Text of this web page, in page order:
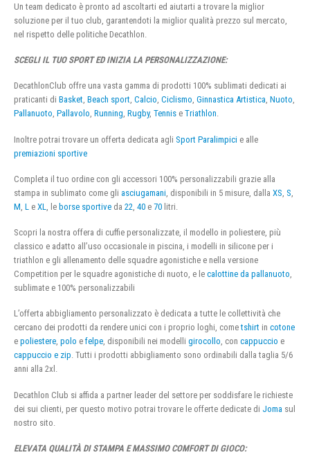
Un team dedicato è pronto ad ascoltarti ed aiutarti a trovare la miglior
soluzione per il tuo club, garantendoti la miglior qualità prezzo sul mercato,
nel rispetto delle politiche Decathlon.
SCEGLI IL TUO SPORT ED INIZIA LA PERSONALIZZAZIONE:
DecathlonClub offre una vasta gamma di prodotti 100% sublimati dedicati ai
praticanti di Basket, Beach sport, Calcio, Ciclismo, Ginnastica Artistica, Nuoto,
Pallanuoto, Pallavolo, Running, Rugby, Tennis e Triathlon.
Inoltre potrai trovare un offerta dedicata agli Sport Paralimpici e alle
premiazioni sportive
Completa il tuo ordine con gli accessori 100% personalizzabili grazie alla
stampa in sublimato come gli asciugamani , disponibili in 5 misure, dalla XS S
M L e XL , le borse sportive da 22 40 e 70 litri.
Scopri la nostra offera di cuffie personalizzate, il modello in poliestere, più
classico e adatto all’uso occasionale in piscina, i modelli in silicone per i
triathlon e gli allenamento delle squadre agonistiche e nella versione
Competition per le squadre agonistiche di nuoto, e le calottine da pallanuoto,
sublimate e 100% personalizzabili
L’offerta abbigliamento personalizzato è dedicata a tutte le collettività che
cercano dei prodotti da rendere unici con i proprio loghi, cometshirt in cotone
e poliestere, polo e felpe, disponibili nei modelli girocollo, con cappuccio e
cappuccio e zip. Tutti i prodotti abbigliamento sono ordinabili dalla taglia 5/6
anni alla 2xl.
Decathlon Club si affida a partner leader del settore per soddisfare le richieste
dei sui clienti, per questo motivo potrai trovare le offerte dedicate di Joma sul
nostro sito.
ELEVATA QUALITÀ DI STAMPA E MASSIMO COMFORT DI GIOCO: